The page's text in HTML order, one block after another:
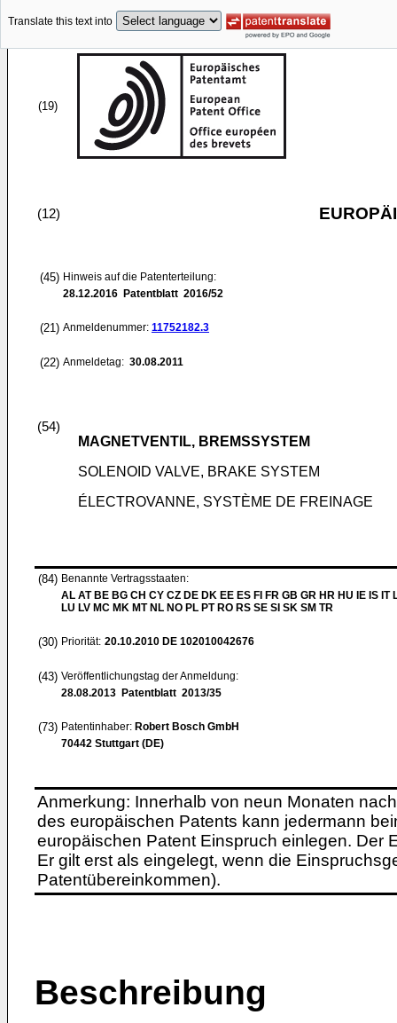
Translate this text into
(19)
(12)
(45) Hinweis auf die Patenterteilung:
28.12.2016 Patentblatt 2016/52
(21) Anmeldenummer: 11752182.3
(22) Anmeldetag: 30.08.2011
(54)
MAGNETVENTIL, BREMSSYSTEM
SOLENOID VALVE, BRAKE SYSTEM
ÉLECTROVANNE, SYSTÈME DE FREINAGE
(84) Benannte Vertragsstaaten:
AL AT BE BG CH CY CZ DE DK EE ES FI FR GB GR HR HU IE IS IT
LU LV MC MK MT NL NO PL PT RO RS SE SI SK SM TR
(30) Priorität: 20.10.2010 DE 102010042676
(43) Veröffentlichungstag der Anmeldung:
28.08.2013 Patentblatt 2013/35
(73) Patentinhaber: Robert Bosch GmbH
70442 Stuttgart (DE)
Anmerkung: Innerhalb von neun Monaten
des europäischen Patents kann jedermann
europäischen Patent Einspruch einlegen. Der
Er gilt erst als eingelegt, wenn die
Patentübereinkommen).
Beschreibung